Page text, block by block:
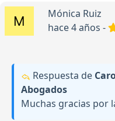
Mónica Ruiz
hace 4 años -
Respuesta de
Abogados
Muchas gracias por